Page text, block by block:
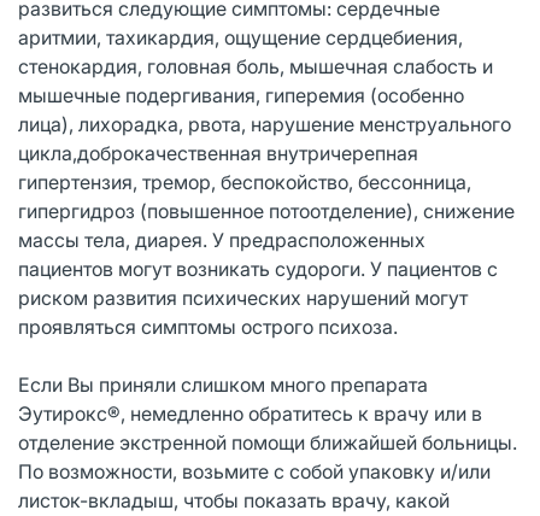
развиться следующие симптомы: сердечные
аритмии, тахикардия, ощущение сердцебиения,
стенокардия, головная боль, мышечная слабость и
мышечные подергивания, гиперемия (особенно
лица), лихорадка, рвота, нарушение менструального
цикла,доброкачественная внутричерепная
гипертензия, тремор, беспокойство, бессонница,
гипергидроз (повышенное потоотделение), снижение
массы тела, диарея. У предрасположенных
пациентов могут возникать судороги. У пациентов с
риском развития психических нарушений могут
проявляться симптомы острого психоза.
Если Вы приняли слишком много препарата
Эутирокс®, немедленно обратитесь к врачу или в
отделение экстренной помощи ближайшей больницы.
По возможности, возьмите с собой упаковку и/или
листок-вкладыш, чтобы показать врачу, какой